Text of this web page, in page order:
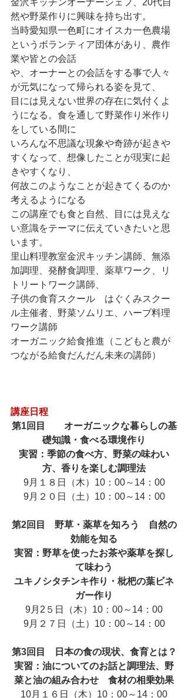
然や野菜作りに興味を持ち出す。
当時愛知県一色町にオイスカ一色農場
というボランティア団体があり、農作
業や皆との会話
や、オーナーとの会話をする事で人々
が元気になって帰られる姿を見て、
目には見えない世界の存在に気付くよ
うになる。食を通して野菜作り米作り
をしている間に
いろんな不思議な現象や奇跡が起きや
すくなって、想像したことが現実に起
きやすくなり、
何故このようなことが起きてくるのか
考えるようになる
この講座でも食と自然、目には見えな
い意識をテーマに伝えていきたいと思
います。
里山料理教室金沢キッチン講師、無添
加調理、発酵食調理、薬草ワーク、リ
トリートワーク講師、
子供の食育スクール　はぐくみスクー
ル主催者、野菜ソムリエ、ハーブ料理
ワーク講師
オーガニック給食推進（こどもと農が
つながる給食だんだん未来の講師）
講座日程
第1回目
オーガニックな暮らしの基
礎知識・食べる環境作り
実習：季節の食べ方、野菜の味わい
方、香りを楽しむ調理法
9月１８日（木）10：00～14：00
9月２０日（土）10：00～14：00
第2回目　野草・薬草を知ろう　自然の
効能を知る
実習：野草を使ったお茶や薬草を探し
て味わう
ユキノシタチンキ作り・枇杷の葉ビネ
ガー作り
9月2５日（木）10：00～14：00
9月２７日（土）10：00～14：00
第3回目　日本の食の現状、食育とは？
実習：油についてのお話と調理法、野
菜と油の組み合わせ　食材の相乗効果
10月１６日（木）10：00～14：00